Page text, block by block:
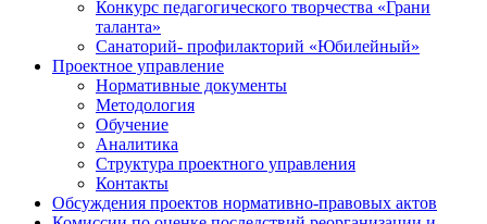
Конкурс педагогического творчества «Грани
таланта»
Санаторий- профилакторий «Юбилейный»
Проектное управление
Нормативные документы
Методология
Обучение
Аналитика
Структура проектного управления
Контакты
Обсуждения проектов нормативно-правовых актов